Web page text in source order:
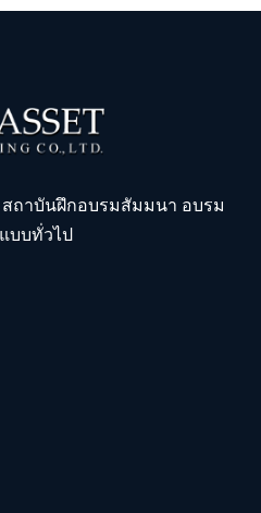
สถาบันฝึกอบรมสัมมนา อบรม
บบทั่วไป